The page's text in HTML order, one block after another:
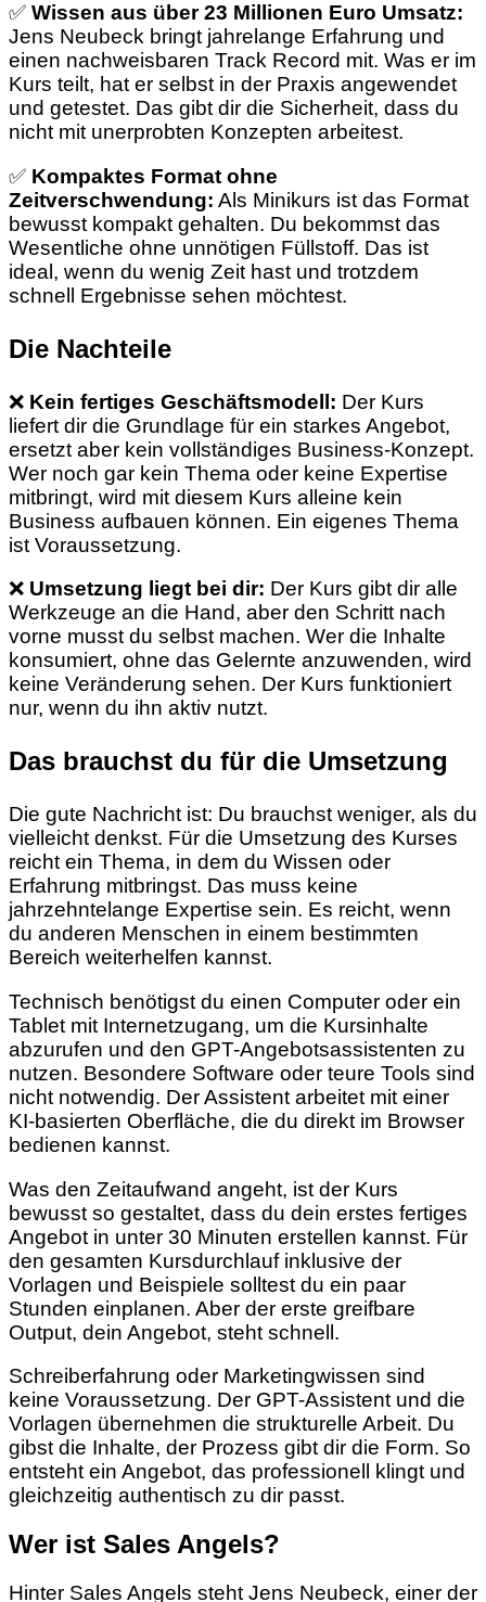
✅ Wissen aus über 23 Millionen Euro Umsatz:
Jens Neubeck bringt jahrelange Erfahrung und
einen nachweisbaren Track Record mit. Was er im
Kurs teilt, hat er selbst in der Praxis angewendet
und getestet. Das gibt dir die Sicherheit, dass du
nicht mit unerprobten Konzepten arbeitest.
✅ Kompaktes Format ohne
Zeitverschwendung: Als Minikurs ist das Format
bewusst kompakt gehalten. Du bekommst das
Wesentliche ohne unnötigen Füllstoff. Das ist
ideal, wenn du wenig Zeit hast und trotzdem
schnell Ergebnisse sehen möchtest.
Die Nachteile
❌ Kein fertiges Geschäftsmodell: Der Kurs
liefert dir die Grundlage für ein starkes Angebot,
ersetzt aber kein vollständiges Business-Konzept.
Wer noch gar kein Thema oder keine Expertise
mitbringt, wird mit diesem Kurs alleine kein
Business aufbauen können. Ein eigenes Thema
ist Voraussetzung.
❌ Umsetzung liegt bei dir: Der Kurs gibt dir alle
Werkzeuge an die Hand, aber den Schritt nach
vorne musst du selbst machen. Wer die Inhalte
konsumiert, ohne das Gelernte anzuwenden, wird
keine Veränderung sehen. Der Kurs funktioniert
nur, wenn du ihn aktiv nutzt.
Das brauchst du für die Umsetzung
Die gute Nachricht ist: Du brauchst weniger, als du
vielleicht denkst. Für die Umsetzung des Kurses
reicht ein Thema, in dem du Wissen oder
Erfahrung mitbringst. Das muss keine
jahrzehntelange Expertise sein. Es reicht, wenn
du anderen Menschen in einem bestimmten
Bereich weiterhelfen kannst.
Technisch benötigst du einen Computer oder ein
Tablet mit Internetzugang, um die Kursinhalte
abzurufen und den GPT-Angebotsassistenten zu
nutzen. Besondere Software oder teure Tools sind
nicht notwendig. Der Assistent arbeitet mit einer
KI-basierten Oberfläche, die du direkt im Browser
bedienen kannst.
Was den Zeitaufwand angeht, ist der Kurs
bewusst so gestaltet, dass du dein erstes fertiges
Angebot in unter 30 Minuten erstellen kannst. Für
den gesamten Kursdurchlauf inklusive der
Vorlagen und Beispiele solltest du ein paar
Stunden einplanen. Aber der erste greifbare
Output, dein Angebot, steht schnell.
Schreiberfahrung oder Marketingwissen sind
keine Voraussetzung. Der GPT-Assistent und die
Vorlagen übernehmen die strukturelle Arbeit. Du
gibst die Inhalte, der Prozess gibt dir die Form. So
entsteht ein Angebot, das professionell klingt und
gleichzeitig authentisch zu dir passt.
Wer ist Sales Angels?
Hinter Sales Angels steht Jens Neubeck, einer der